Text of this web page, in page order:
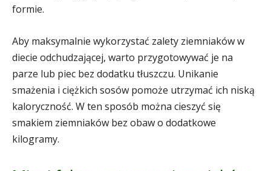
formie.
Aby maksymalnie wykorzystać zalety ziemniaków w
diecie odchudzającej, warto przygotowywać je na
parze lub piec bez dodatku tłuszczu. Unikanie
smażenia i ciężkich sosów pomoże utrzymać ich niską
kaloryczność. W ten sposób można cieszyć się
smakiem ziemniaków bez obaw o dodatkowe
kilogramy.